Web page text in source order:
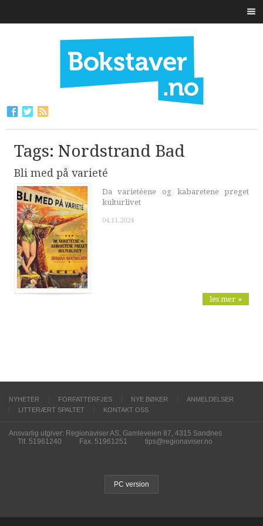
Tags: Nordstrand Bad
Bli med på varieté
Da varietéene og kabaretene preget
kulturlivet
04.11.2024
les mer »
NYHETER FORFATTERFJES NYE BØKER
ANMELDELSER
LITTERÆRT SPALTET
KONTAKT OSS
Ansvarlig utgiver: Regionaviser AS, Gamleveien 87, 4315 Sandnes
Tlf. 51961240
Fax. 51961251 tips@regionaviser.no
PC version